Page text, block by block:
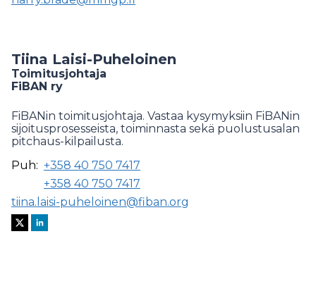
Tiina Laisi-Puheloinen
Toimitusjohtaja
FiBAN ry
FiBANin toimitusjohtaja. Vastaa kysymyksiin FiBANin
sijoitusprosesseista, toiminnasta sekä puolustusalan
pitchaus-kilpailusta.
Puh: +358 40 750 7417
+358 40 750 7417
tiina.laisi-puheloinen@fiban.org